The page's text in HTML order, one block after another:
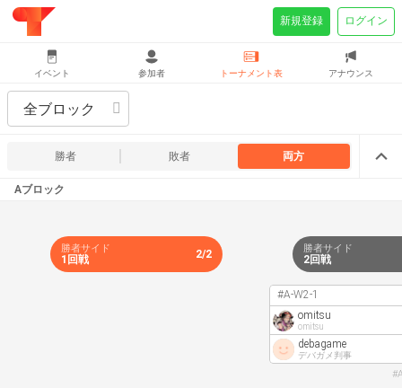
#A-W2-1
omitsu
omitsu
debagame
デバガメ判事
勝者サイド
1回戦 2/2 勝者サイド
2回戦
Aブロック
イベント 参加者 トーナメント表 アナウンス
全ブロック
勝者 敗者 両方
新規登録 ログイン